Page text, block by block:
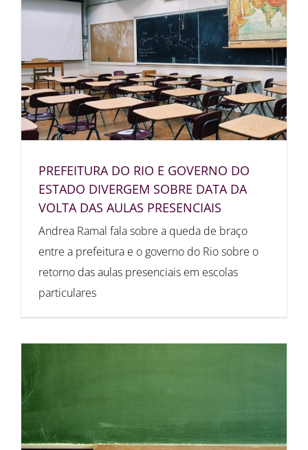
PREFEITURA DO RIO E GOVERNO DO
ESTADO DIVERGEM SOBRE DATA DA
VOLTA DAS AULAS PRESENCIAIS
Andrea Ramal fala sobre a queda de braço
entre a prefeitura e o governo do Rio sobre o
retorno das aulas presenciais em escolas
particulares